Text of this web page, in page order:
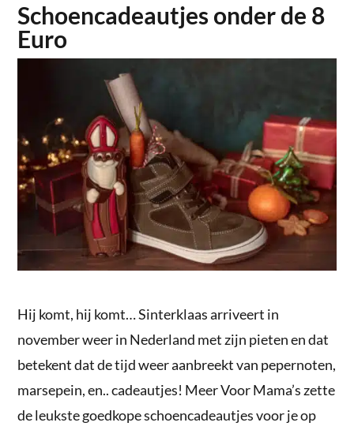
Schoencadeautjes onder de 8
Euro
Hij komt, hij komt… Sinterklaas arriveert in
november weer in Nederland met zijn pieten en dat
betekent dat de tijd weer aanbreekt van pepernoten,
marsepein, en.. cadeautjes! Meer Voor Mama’s zette
de leukste goedkope schoencadeautjes voor je op